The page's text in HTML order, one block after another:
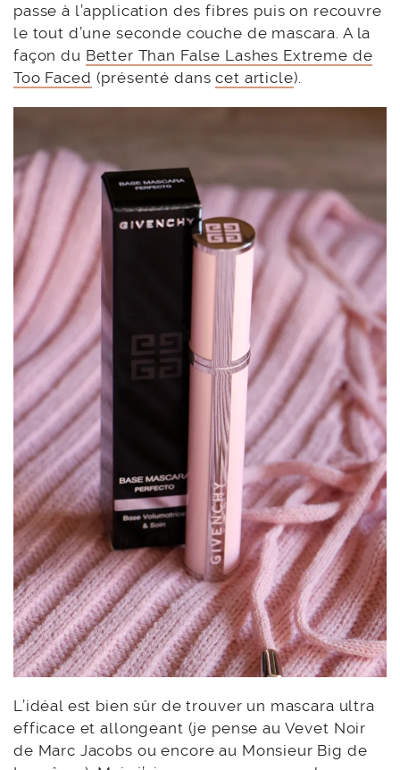
passe à l’application des fibres puis on recouvre
le tout d’une seconde couche de mascara. A la
façon du Better Than False Lashes Extreme de
Too Faced (présenté danscet article).
L’idéal est bien sûr de trouver un mascara ultra
efficace et allongeant (je pense au Vevet Noir
de Marc Jacobs ou encore au Monsieur Big de